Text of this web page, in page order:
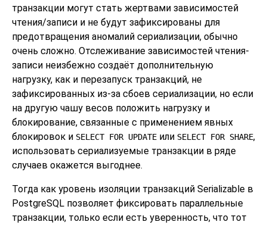
транзакции могут стать жертвами зависимостей
чтения/записи и не будут зафиксированы для
предотвращения аномалий сериализации, обычно
очень сложно. Отслеживание зависимостей чтения-
записи неизбежно создаёт дополнительную
нагрузку, как и перезапуск транзакций, не
зафиксированных из-за сбоев сериализации, но если
на другую чашу весов положить нагрузку и
блокирование, связанные с применением явных
блокировок и SELECT FOR UPDATE или SELECT FOR SHARE,
использовать сериализуемые транзакции в ряде
случаев окажется выгоднее.
Тогда как уровень изоляции транзакций Serializable в
PostgreSQL позволяет фиксировать параллельные
транзакции, только если есть уверенность, что тот